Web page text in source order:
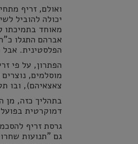
ואולם, זריף
יכולה להוביל
מאוחד בתמיכתו
אברהם התגלו
הפלסטינית. אבל
הפתרון, על פי
צאצאיהם), ובו
בתהליך כזה, מן
דמוקרטית
גרסת זריף
גם "תנועות